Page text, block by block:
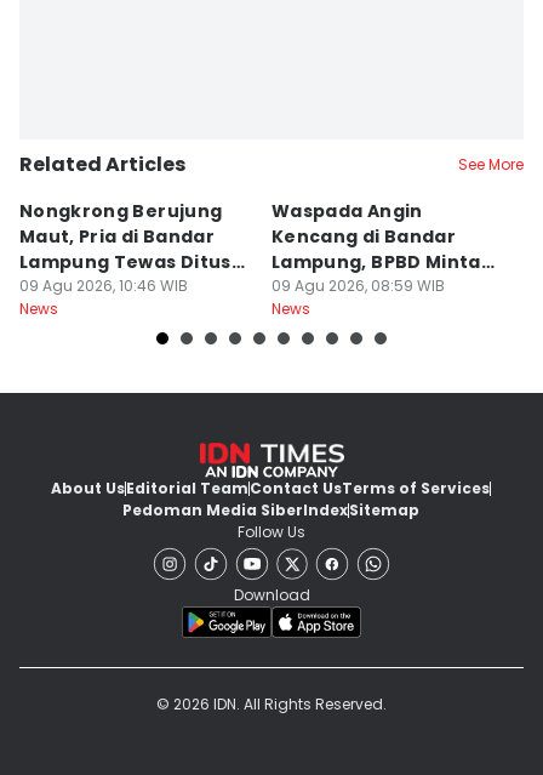
Related Articles See More
Nongkrong Berujung
Maut, Pria di Bandar
Lampung Tewas Ditusuk
Teman
09 Agu 2026, 10:46 WIB
News
Waspada Angin
Kencang di Bandar
Lampung, BPBD Minta
Warga Berhati-Hati
09 Agu 2026, 08:59 WIB
News
About UsEditorial TeamContact UsTerms of Services
Pedoman Media SiberIndexSitemap
Follow Us
Download
© 2026 IDN. All Rights Reserved.